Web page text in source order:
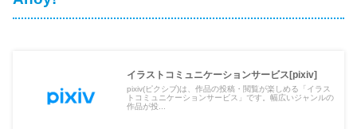
イラストコミュニケーションサービス[pixiv]
pixiv(ピクシブ)は、作品の投稿・閲覧が楽しめる「イラス
トコミュニケーションサービス」です。幅広いジャンルの
作品が投...